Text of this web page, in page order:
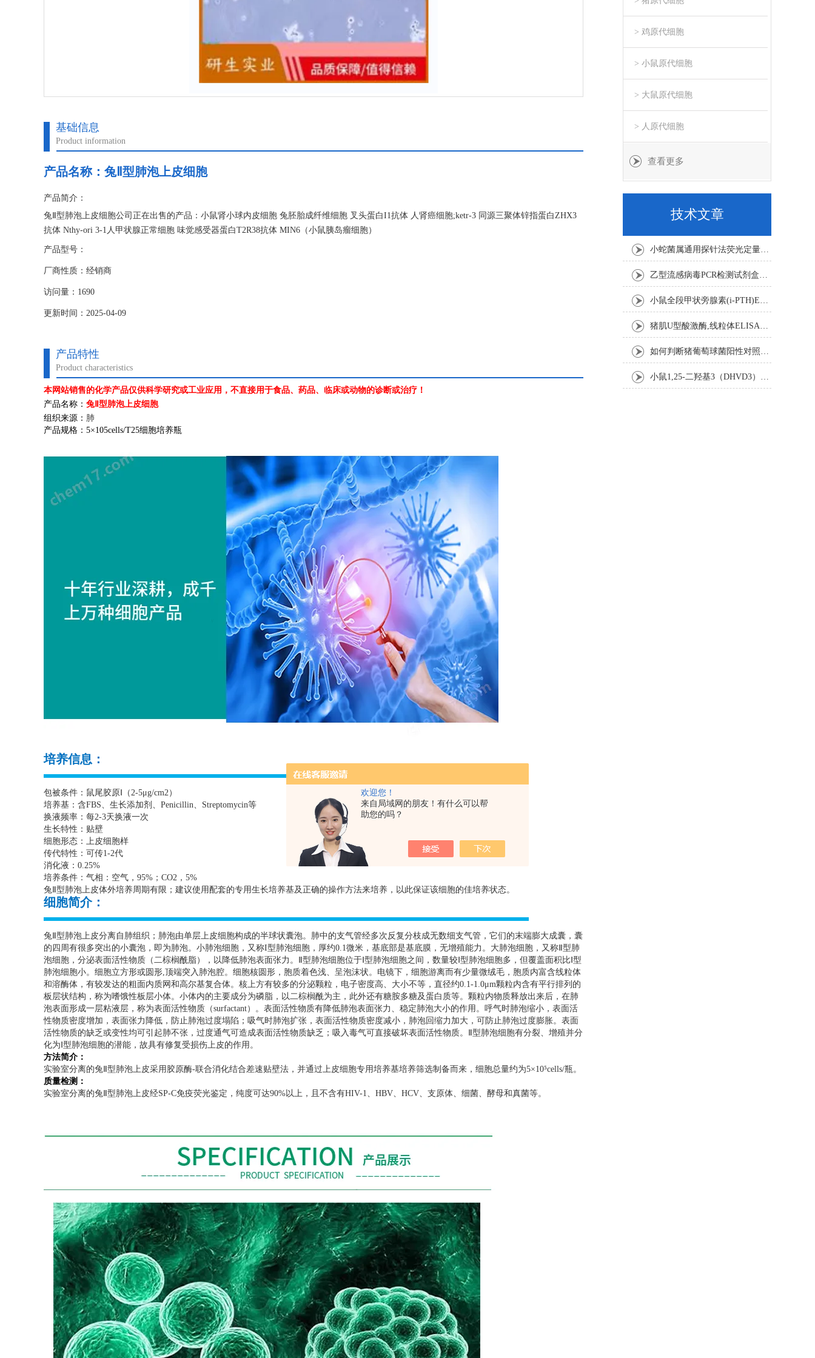
欢迎您！
来自局域网的朋友！有什么可以帮
助您的吗？
基础信息
Product information
产品名称： 兔Ⅱ型肺泡上皮细胞
产品简介：
兔Ⅱ型肺泡上皮细胞公司正在出售的产品：小鼠肾小球内皮细胞 兔胚胎成纤维细胞 叉头蛋白I1抗体 人肾癌细胞;ketr-3 同源三聚体锌指蛋白ZHX3
抗体 Nthy-ori 3-1人甲状腺正常细胞 味觉感受器蛋白T2R38抗体 MIN6（小鼠胰岛瘤细胞）
产品型号：
厂商性质：经销商
访问量：1690
更新时间：2025-04-09
产品特性
Product characteristics
本网站销售的化学产品仅供科学研究或工业应用，不直接用于食品、药品、临床或动物的诊断或治疗！
产品名称： 兔Ⅱ型肺泡上皮细胞
组织来源： 肺
产品规格： 5×105cells/T25细胞培养瓶
培养信息：
包被条件：鼠尾胶原Ⅰ（2-5μg/cm2）
培养基：含FBS、生长添加剂、 Penicillin、 Streptomycin等
换液频率：每2-3天换液一次
生长特性：贴壁
细胞形态：上皮细胞样
传代特性：可传1-2代
消化液： 0.25%
培养条件：气相：空气， 95% ； CO2 ， 5%
兔Ⅱ型肺泡上皮体外培养周期有限；建议使用配套的专用生长培养基及正确的操作方法来培养，以此保证该细胞的佳培养状态。
细胞简介：
兔Ⅱ型肺泡上皮分离自肺组织；肺泡由单层上皮细胞构成的半球状囊泡。肺中的支气管经多次反复分枝成无数细支气管，它们的末端膨大成囊，囊
的四周有很多突出的小囊泡，即为肺泡。小肺泡细胞，又称I型肺泡细胞，厚约0.1微米，基底部是基底膜，无增殖能力。大肺泡细胞，又称Ⅱ型肺
泡细胞，分泌表面活性物质（二棕榈酰脂），以降低肺泡表面张力。Ⅱ型肺泡细胞位于Ⅰ型肺泡细胞之间，数量较Ⅰ型肺泡细胞多，但覆盖面积比Ⅰ型
肺泡细胞小。细胞立方形或圆形,顶端突入肺泡腔。细胞核圆形，胞质着色浅、呈泡沫状。电镜下，细胞游离而有少量微绒毛，胞质内富含线粒体
和溶酶体，有较发达的粗面内质网和高尔基复合体。核上方有较多的分泌颗粒，电子密度高、大小不等，直径约0.1-1.0μm颗粒内含有平行排列的
板层状结构，称为嗜饿性板层小体。小体内的主要成分为磷脂，以二棕榈酰为主，此外还有糖胺多糖及蛋白质等。颗粒内物质释放出来后，在肺
泡表面形成一层粘液层，称为表面活性物质（surfactant）。表面活性物质有降低肺泡表面张力、稳定肺泡大小的作用。呼气时肺泡缩小，表面活
性物质密度增加，表面张力降低，防止肺泡过度塌陷；吸气时肺泡扩张，表面活性物质密度减小，肺泡回缩力加大，可防止肺泡过度膨胀。表面
活性物质的缺乏或变性均可引起肺不张，过度通气可造成表面活性物质缺乏；吸入毒气可直接破坏表面活性物质。Ⅱ型肺泡细胞有分裂、增殖并分
化为Ⅰ型肺泡细胞的潜能，故具有修复受损伤上皮的作用。
方法简介：
实验室分离的兔Ⅱ型肺泡上皮采用胶原酶-联合消化结合差速贴壁法，并通过上皮细胞专用培养基培养筛选制备而来，细胞总量约为5×10⁵cells/瓶。
质量检测：
实验室分离的兔Ⅱ型肺泡上皮经SP-C免疫荧光鉴定，纯度可达90%以上，且不含有HIV-1、 HBV、 HCV、支原体、细菌、酵母和真菌等。
> 鸡原代细胞
> 小鼠原代细胞
> 大鼠原代细胞
> 人原代细胞
查看更多
技术文章
小蛇菌属通用探针法荧光定量PCR试剂盒实验注意事项
乙型流感病毒PCR检测试剂盒反应五要素
小鼠全段甲状旁腺素(i-PTH)ELISA试剂盒操作步骤
猪肌U型酸激酶,线粒体ELISA试剂盒注意事项
如何判断猪葡萄球菌阳性对照是否失效
小鼠1,25-二羟基3（DHVD3）elisa试剂盒操作步骤